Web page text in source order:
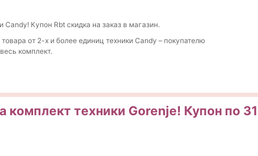
Candy! Купон Rbt скидка на заказ в магазин.
от 2-х и более единиц техники Candy – покупателю
комплект.
комплект техники Gorenje! Купон по 31